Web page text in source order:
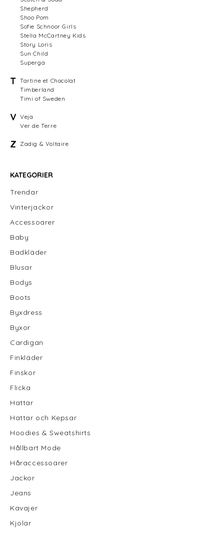
Shepherd
Shoo Pom
Sofie Schnoor Girls
Stella McCartney Kids
Story Loris
Sun Child
Superga
T Tartine et Chocolat
Timberland
Timi of Sweden
V Veja
Ver de Terre
Z Zadig & Voltaire
KATEGORIER
Trendar
Vinterjackor
Accessoarer
Baby
Badkläder
Blusar
Bodys
Boots
Byxdress
Byxor
Cardigan
Finkläder
Finskor
Flicka
Hattar
Hattar och Kepsar
Hoodies & Sweatshirts
Hållbart Mode
Håraccessoarer
Jackor
Jeans
Kavajer
Kjolar